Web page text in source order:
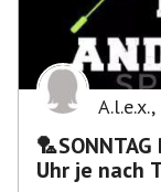
A.l.e.x.,
🏸SONNTAG
Uhr je nach